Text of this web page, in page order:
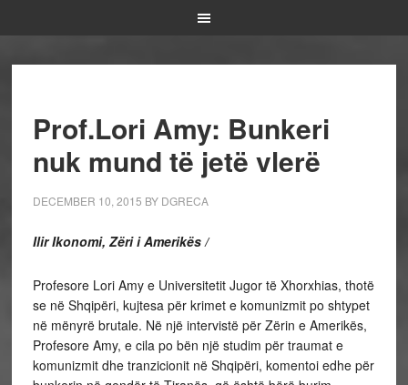
Prof.Lori Amy: Bunkeri
nuk mund të jetë vlerë
DECEMBER 10, 2015 BY DGRECA
Ilir Ikonomi, Zëri i Amerikës /
Profesore Lori Amy e Universitetit Jugor të Xhorxhias, thotë
se në Shqipëri, kujtesa për krimet e komunizmit po shtypet
në mënyrë brutale. Në një intervistë për Zërin e Amerikës,
Profesore Amy, e cila po bën një studim për traumat e
komunizmit dhe tranzicionit në Shqipëri, komentoi edhe për